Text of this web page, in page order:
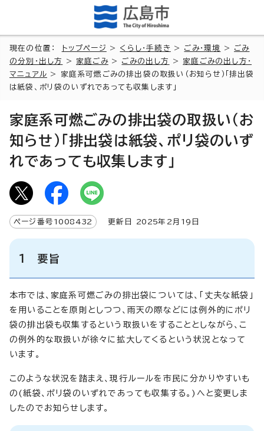
現在の位置： トップページ > くらし・手続き > ごみ・環境 > ごみ
の分別・出し方
> 家庭ごみ> ごみの出し方 > 家庭ごみの出し方・
マニュアル > 家庭系可燃ごみの排出袋の取扱い（お知らせ）「排出袋
は紙袋、ポリ袋のいずれであっても収集します」
家庭系可燃ごみの排出袋の取扱い（お
知らせ）「排出袋は紙袋、ポリ袋のいず
れであっても収集します」
ページ番号 1008432 更新日 2025年2月 19 日
1 要旨
本市では、家庭系可燃ごみの排出袋については、「丈夫な紙袋」
を用いることを原則としつつ、雨天の際などには例外的にポリ
袋の排出袋も収集するという取扱いをすることとしながら、こ
の例外的な取扱いが徐々に拡大してくるという状況となって
います。
このような状況を踏まえ、現行ルールを市民に分かりやすいも
の(紙袋、ポリ袋のいずれであっても収集する。)へと変更しま
したのでお知らせします。